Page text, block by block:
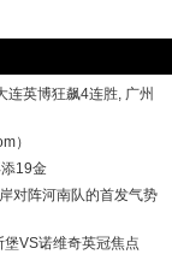
连英博狂飙4连胜, 广州
）
19金
对阵河南队的首发气势
VS诺维奇英冠焦点